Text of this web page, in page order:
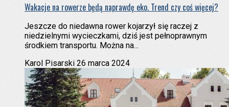
Wakacje na rowerze będą naprawdę eko. Trend czy coś więcej?
Jeszcze do niedawna rower kojarzył się raczej z
niedzielnymi wycieczkami, dziś jest pełnoprawnym
środkiem transportu. Można na...
Karol Pisarski 26 marca 2024